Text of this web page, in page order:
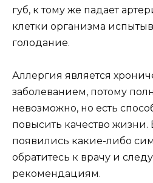
губ, к тому же падает
клетки организма
голодание.
Аллергия является
заболеванием, потому
невозможно, но есть
повысить качество жизни.
появились какие-либо
обратитесь к врачу и
рекомендациям.